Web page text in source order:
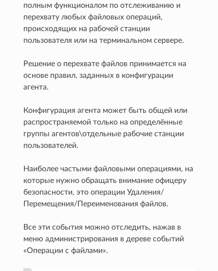
полным функционалом по отслеживанию и
перехвату любых файловых операций,
происходящих на рабочей станции
пользователя или на терминальном сервере.
Решение о перехвате файлов принимается на
основе правил, заданных в конфигурации
агента.
Конфигурация агента может быть общей или
распространяемой только на определённые
группы агентов\отдельные рабочие станции
пользователей.
Наиболее частыми файловыми операциями, на
которые нужно обращать внимание офицеру
безопасности, это операции Удаления/
Перемещения/Переименования файлов.
Все эти события можно отследить, нажав в
меню администрирования в дереве событий
«Операции с файлами».